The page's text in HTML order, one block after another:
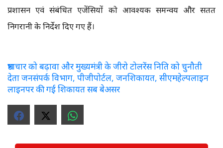
प्रशासन एवं संबंधित एजेंसियों को आवश्यक समन्वय और सतत
निगरानी के निर्देश दिए गए हैं।
भ्रष्टाचार को बढ़ावा और मुख्यमंत्री के जीरो टोलरेंस निति को चुनौती
देता जनसंपर्क विभाग, पीजीपोर्टल, जनशिकायत, सीएमहेल्पलाइन
लाइनपर की गई शिकायत सब बेअसर